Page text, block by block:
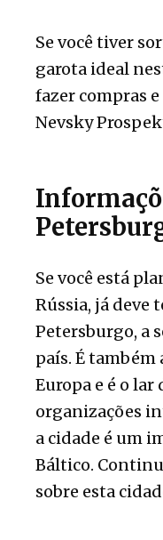
Se você tiver
garota ideal
fazer compras
Nevsky
Se você está
Rússia, já deve
Petersburgo, a
país. É
Europa e é o
organizações
a cidade é um
Báltico.
sobre esta